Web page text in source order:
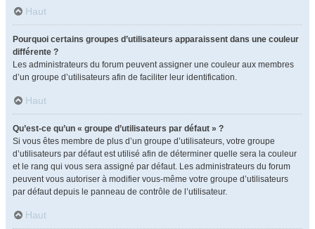
Haut
Pourquoi certains groupes d’utilisateurs apparaissent dans une couleur
différente ?
Les administrateurs du forum peuvent assigner une couleur aux membres
d’un groupe d’utilisateurs afin de faciliter leur identification.
Haut
Qu’est-ce qu’un « groupe d’utilisateurs par défaut » ?
Si vous êtes membre de plus d’un groupe d’utilisateurs, votre groupe
d’utilisateurs par défaut est utilisé afin de déterminer quelle sera la couleur
et le rang qui vous sera assigné par défaut. Les administrateurs du forum
peuvent vous autoriser à modifier vous-même votre groupe d’utilisateurs
par défaut depuis le panneau de contrôle de l’utilisateur.
Haut